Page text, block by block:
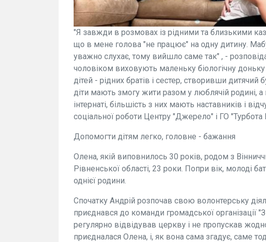
"Я завжди в розмовах із рідними та близькими
що в мене голова "не працює" на одну дитину.
уважно слухає, тому вийшло саме так" , -
чоловіком виховують маленьку біологічну
дітей - рідних братів і сестер, створивши
діти мають змогу жити разом у люблячій родині, а
інтернаті, більшість з них мають наставників і
соціальної роботи Центру "Джерело" і ГО "Турбота
Допомогти дітям легко, головне - бажання
Олена, якій виповнилось 30 років, родом з
Рівненської області, 23 роки. Попри вік, молоді
однієї родини.
Спочатку Андрій розпочав свою волонтерську
приєднався до команди громадської
регулярно відвідував церкву і не пропускав
приєдналася Олена, і, як вона сама згадує, саме